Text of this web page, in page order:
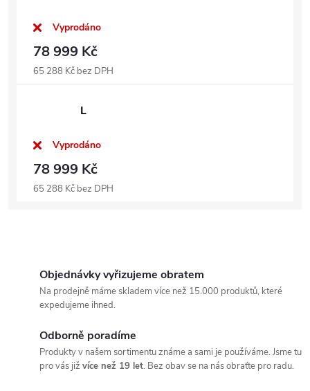
Vyprodáno
78 999 Kč
65 288 Kč bez DPH
L
Vyprodáno
78 999 Kč
65 288 Kč bez DPH
Objednávky vyřizujeme obratem
Na prodejně máme skladem více než 15.000 produktů, které
expedujeme ihned.
Odborně poradíme
Produkty v našem sortimentu známe a sami je používáme. Jsme tu
pro vás již více než 19 let. Bez obav se na nás obraťte pro radu.